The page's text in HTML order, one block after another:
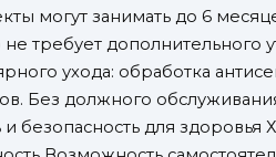
могут занимать до 6
требует дополнительного
ухода: обработка
Без должного
и безопасность для